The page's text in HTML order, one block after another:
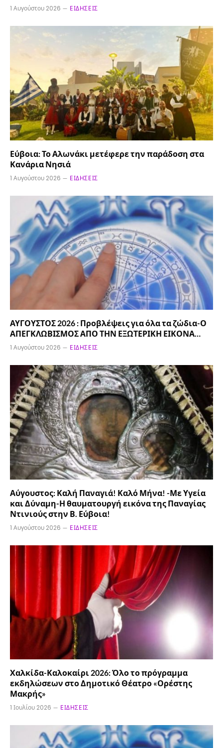
1 Αυγούστου 2026 ΕΙΔΉΣΕΙΣ
Εύβοια: Το Αλωνάκι μετέφερε την παράδοση στα
Κανάρια Νησιά
1 Αυγούστου 2026 ΕΙΔΉΣΕΙΣ
ΑΥΓΟΥΣΤΟΣ 2026 : Προβλέψεις για όλα τα ζώδια-Ο
ΑΠΕΓΚΛΩΒΙΣΜΟΣ ΑΠΟ ΤΗΝ ΕΞΩΤΕΡΙΚΗ ΕΙΚΟΝΑ…
1 Αυγούστου 2026 ΕΙΔΉΣΕΙΣ
Αύγουστος: Καλή Παναγιά! Καλό Μήνα! -Με Υγεία
και Δύναμη-Η θαυματουργή εικόνα της Παναγίας
Ντινιούς στην Β. Εύβοια!
1 Αυγούστου 2026 ΕΙΔΉΣΕΙΣ
Χαλκίδα-Καλοκαίρι 2026: Όλο το πρόγραμμα
εκδηλώσεων στο Δημοτικό Θέατρο «Ορέστης
Μακρής»
1 Ιουλίου 2026 ΕΙΔΉΣΕΙΣ